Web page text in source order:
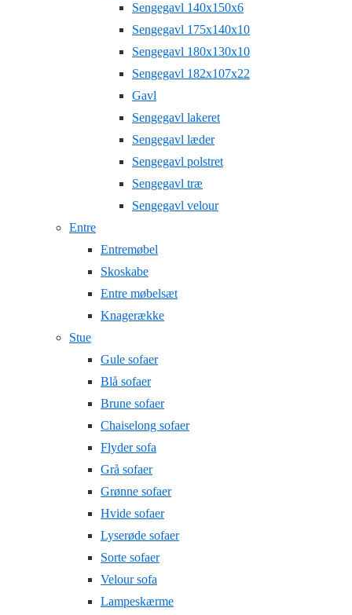
Sengegavl 140x150x6
Sengegavl 175x140x10
Sengegavl 180x130x10
Sengegavl 182x107x22
Gavl
Sengegavl lakeret
Sengegavl læder
Sengegavl polstret
Sengegavl træ
Sengegavl velour
Entre
Entremøbel
Skoskabe
Entre møbelsæt
Knagerække
Stue
Gule sofaer
Blå sofaer
Brune sofaer
Chaiselong sofaer
Flyder sofa
Grå sofaer
Grønne sofaer
Hvide sofaer
Lyserøde sofaer
Sorte sofaer
Velour sofa
Lampeskærme